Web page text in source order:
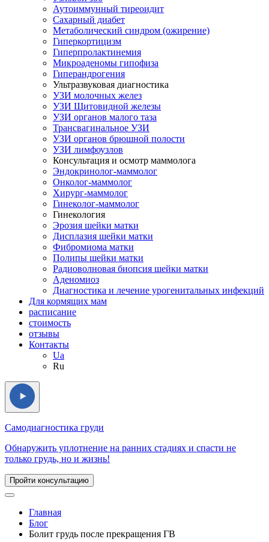
Аутоиммунный тиреоидит
Сахарный диабет
Метаболический синдром (ожирение)
Гиперкортицизм
Гиперпролактинемия
Микроаденомы гипофиза
Гиперандрогения
Ультразвуковая диагностика
УЗИ молочных желез
УЗИ Щитовидной железы
УЗИ органов малого таза
Трансвагинальное УЗИ
УЗИ органов брюшной полости
УЗИ лимфоузлов
Консультация и осмотр маммолога
Эндокринолог-маммолог
Онколог-маммолог
Хирург-маммолог
Гинеколог-маммолог
Гинекология
Эрозия шейки матки
Дисплазия шейки матки
Фибромиома матки
Полипы шейки матки
Радиоволновая биопсия шейки матки
Аденомиоз
Диагностика и лечение урогенитальных инфекций
Для кормящих мам
расписание
стоимость
отзывы
Контакты
Ua
Ru
Самодиагностика груди
Обнаружить уплотнение на ранних стадиях и спасти не
только грудь, но и жизнь!
Пройти консультацию
Главная
Блог
Болит грудь после прекращения ГВ